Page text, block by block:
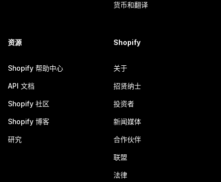
货币和翻译
资源
Shopify 帮助中心
API 文档
Shopify 社区
Shopify 博客
研究
Shopify
关于
招贤纳士
投资者
新闻媒体
合作伙伴
联盟
法律